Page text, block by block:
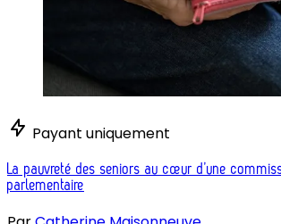
Payant uniquement
La pauvreté des seniors au cœur d’une
parlementaire